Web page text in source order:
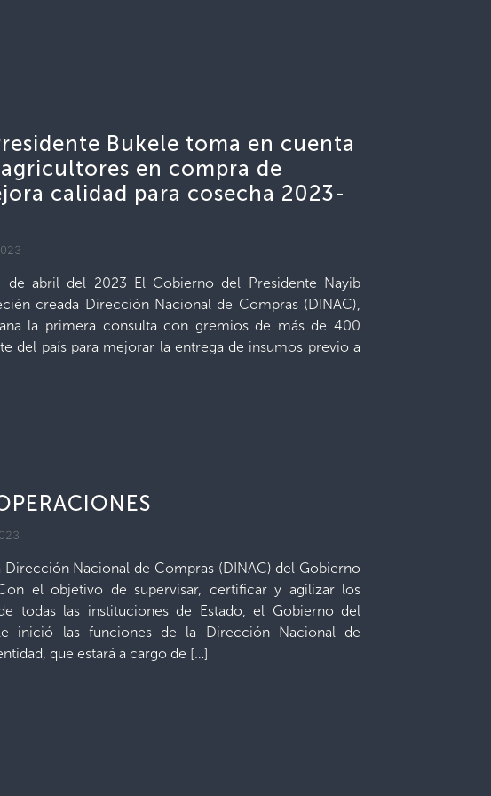
Bukele toma en cuenta
en compra de
calidad para cosecha 2023-
de abril del 2023 El Gobierno del Presidente Nayib
creada Dirección Nacional de Compras (DINAC),
la primera consulta con gremios de más de 400
del país para mejorar la entrega de insumos previo a
Dirección Nacional de Compras (DINAC) del Gobierno
el objetivo de supervisar, certificar y agilizar los
todas las instituciones de Estado, el Gobierno del
inició las funciones de la Dirección Nacional de
que estará a cargo de […]